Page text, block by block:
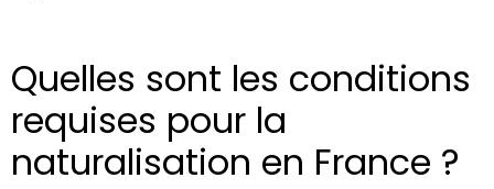
Quelles sont les conditions
requises pour la
naturalisation en France ?